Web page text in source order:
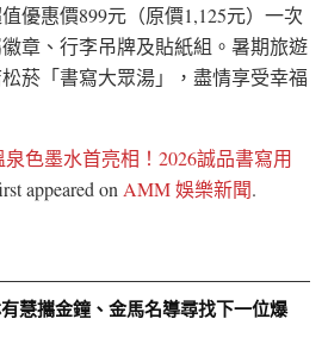
優惠價899元（原價1,125元）一次
章、行李吊牌及貼紙組。暑期旅遊
菸「書寫大眾湯」，盡情享受幸福
色墨水首亮相！2026誠品書寫用
appeared on AMM 娛樂新聞.
慧攜金鐘、金馬名導尋找下一位爆